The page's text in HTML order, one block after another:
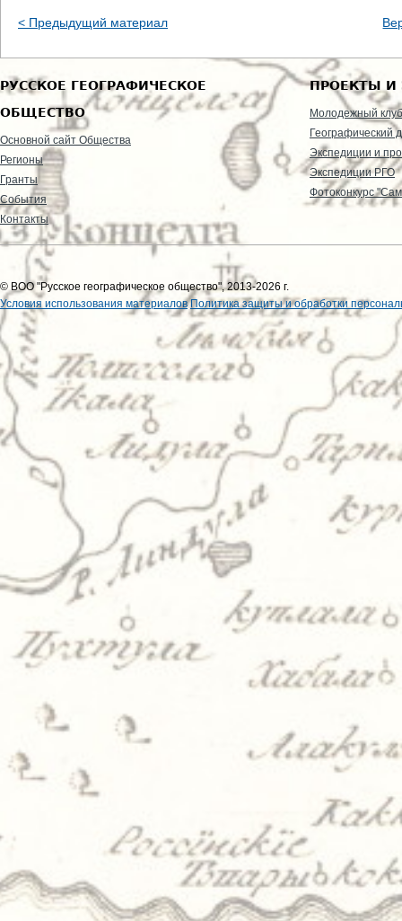
< Предыдущий материал
РУССКОЕ ГЕОГРАФИЧЕСКОЕ
ОБЩЕСТВО
Основной сайт Общества
Регионы
Гранты
События
Контакты
ПРОЕКТЫ И
Молодежный клуб
Географический
Экспедиции и
Экспедиции РГО
Фотоконкурс
© ВОО "Русское географическое общество", 2013-2026 г.
Условия использования материалов Политика защиты и обработки